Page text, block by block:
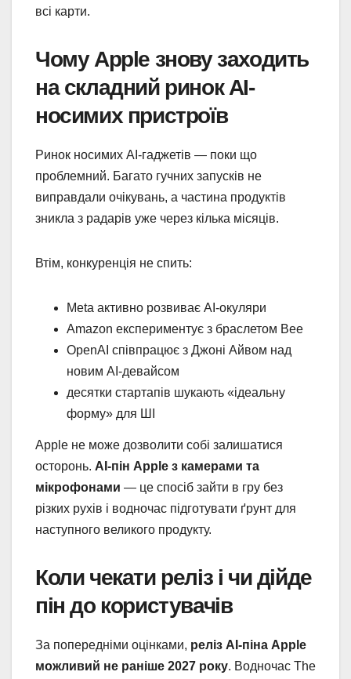
всі карти.
Чому Apple знову заходить
на складний ринок AI-
носимих пристроїв
Ринок носимих AI-гаджетів — поки що
проблемний. Багато гучних запусків не
виправдали очікувань, а частина продуктів
зникла з радарів уже через кілька місяців.
Втім, конкуренція не спить:
Meta активно розвиває AI-окуляри
Amazon експериментує з браслетом Bee
OpenAI співпрацює з Джоні Айвом над
новим AI-девайсом
десятки стартапів шукають «ідеальну
форму» для ШІ
Apple не може дозволити собі залишатися
осторонь. AI-пін Apple з камерами та
мікрофонами — це спосіб зайти в гру без
різких рухів і водночас підготувати ґрунт для
наступного великого продукту.
Коли чекати реліз і чи дійде
пін до користувачів
За попередніми оцінками, реліз AI-піна Apple
можливий не раніше 2027 року. Водночас The